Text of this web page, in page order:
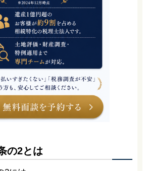
の2とは